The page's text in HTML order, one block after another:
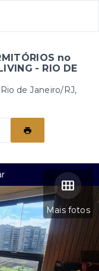
no
- RIO DE
de Janeiro/RJ,
Mais fotos